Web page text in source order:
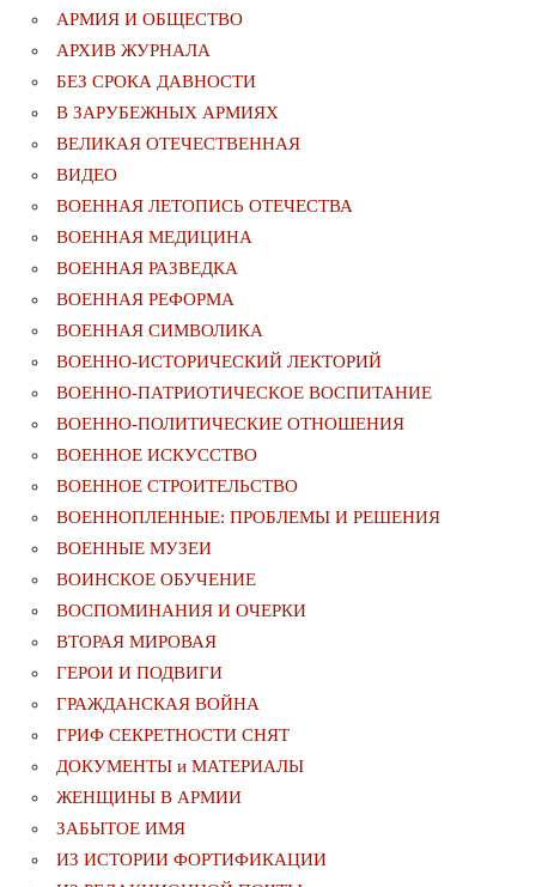
АРМИЯ И ОБЩЕСТВО
АРХИВ ЖУРНАЛА
БЕЗ СРОКА ДАВНОСТИ
В ЗАРУБЕЖНЫХ АРМИЯХ
ВЕЛИКАЯ ОТЕЧЕСТВЕННАЯ
ВИДЕО
ВОЕННАЯ ЛЕТОПИСЬ ОТЕЧЕСТВА
ВОЕННАЯ МЕДИЦИНА
ВОЕННАЯ РАЗВЕДКА
ВОЕННАЯ РЕФОРМА
ВОЕННАЯ СИМВОЛИКА
ВОЕННО-ИСТОРИЧЕСКИЙ ЛЕКТОРИЙ
ВОЕННО-ПАТРИОТИЧЕСКОЕ ВОСПИТАНИЕ
ВОЕННО-ПОЛИТИЧЕСКИE ОТНОШЕНИЯ
ВОЕННОЕ ИСКУССТВО
ВОЕННОЕ СТРОИТЕЛЬСТВО
ВОЕННОПЛЕННЫЕ: ПРОБЛЕМЫ И РЕШЕНИЯ
ВОЕННЫЕ МУЗЕИ
ВОИНСКОЕ ОБУЧЕНИЕ
ВОСПОМИНАНИЯ И ОЧЕРКИ
ВТОРАЯ МИРОВАЯ
ГЕРОИ И ПОДВИГИ
ГРАЖДАНСКАЯ ВОЙНА
ГРИФ СЕКРЕТНОСТИ СНЯТ
ДОКУМЕНТЫ и МАТЕРИАЛЫ
ЖЕНЩИНЫ В АРМИИ
ЗАБЫТОЕ ИМЯ
ИЗ ИСТОРИИ ФОРТИФИКАЦИИ